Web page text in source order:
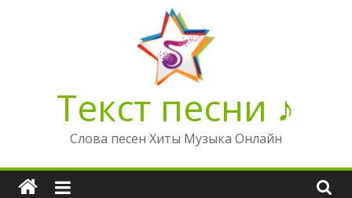
Текст песни ♪
Слова песен Хиты Музыка Онлайн